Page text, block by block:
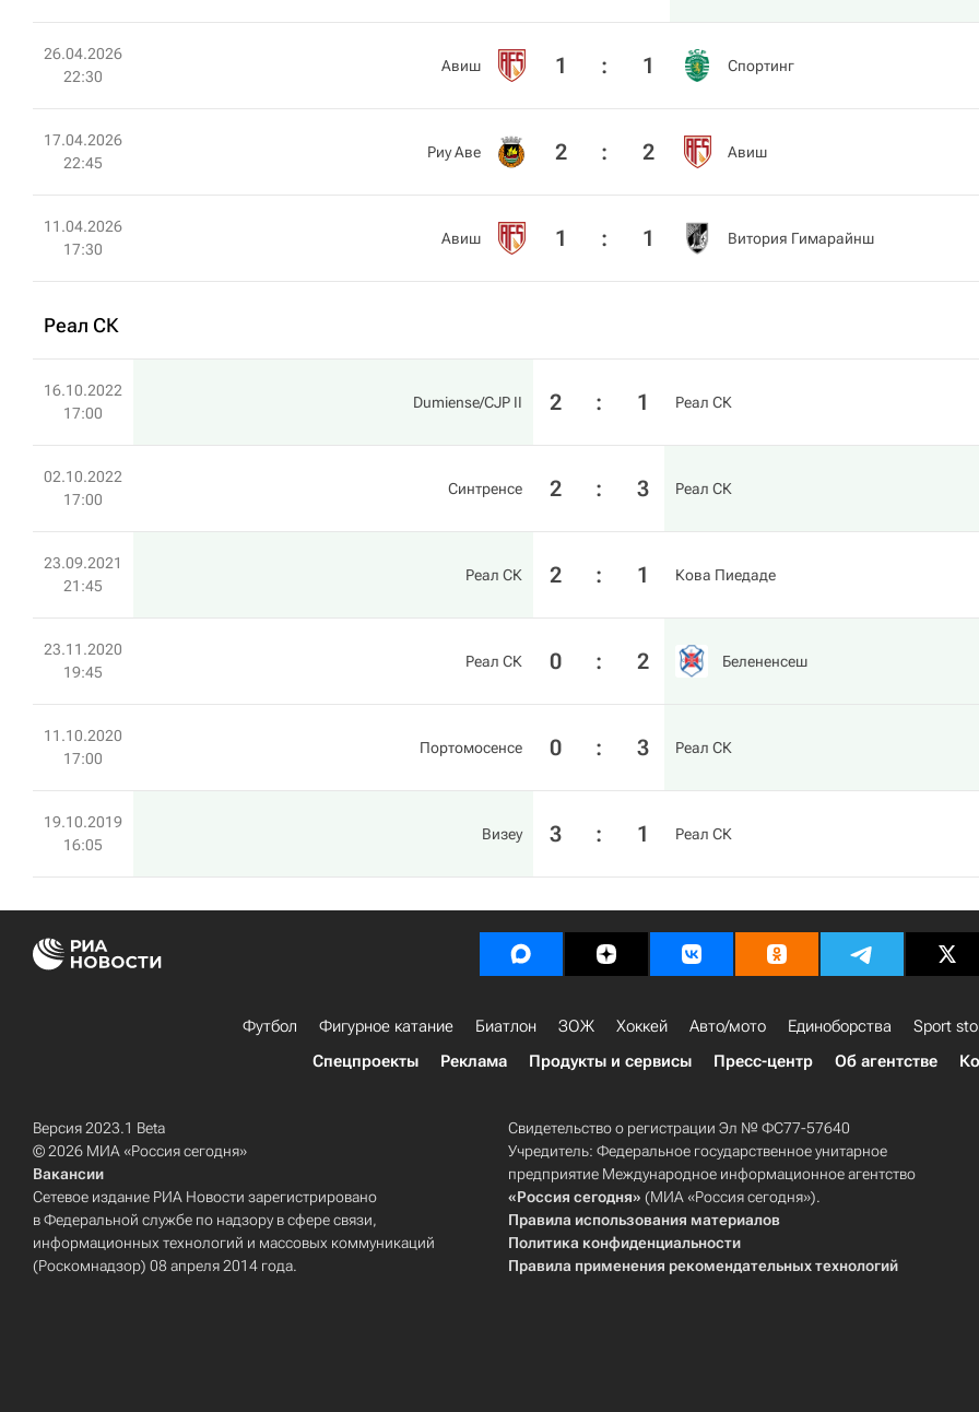
26.04.2026
22:30
Авиш 1 : 1 Спортинг
17.04.2026
22:45
Риу Аве 2 : 2 Авиш
11.04.2026
17:30
Авиш 1 : 1 Витория Гимарайнш
Реал СК
16.10.2022
17:00
Dumiense/CJP II 2 : 1 Реал СК
02.10.2022
17:00
Синтренсе 2 : 3 Реал СК
23.09.2021
21:45
Реал СК 2 : 1 Кова Пиедаде
23.11.2020
19:45
Реал СК 0 : 2 Белененсеш
11.10.2020
17:00
Портомосенсе 0 : 3 Реал СК
19.10.2019
16:05
Визеу 3 : 1 Реал СК
Футбол Фигурное катание Биатлон ЗОЖ Хоккей Авто/мото Единоборства Sport
Спецпроекты
Реклама Продукты и сервисы Пресс-центр Об агентстве
Версия 2023.1 Beta
© 2026 МИА «Россия сегодня»
Вакансии
Сетевое издание РИА Новости зарегистрировано
в Федеральной службе по надзору в сфере связи,
информационных технологий и массовых коммуникаций
(Роскомнадзор) 08 апреля 2014 года.
Свидетельство о регистрации Эл № ФС77-57640
Учредитель: Федеральное государственное унитарное
предприятие Международное информационное агентство
«Россия сегодня» (МИА «Россия сегодня»).
Правила использования материалов
Политика конфиденциальности
Правила применения рекомендательных технологий